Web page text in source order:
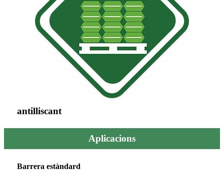
antilliscant
Aplicacions
Barrera estàndard